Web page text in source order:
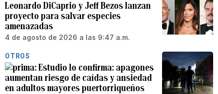
Leonardo DiCaprio y Jeff Bezos lanzan
proyecto para salvar especies
amenazadas
4 de agosto de 2026 a las 9:47 a.m.
OTROS
Estudio lo confirma: apagones
aumentan riesgo de caídas y ansiedad
en adultos mayores puertorriqueños